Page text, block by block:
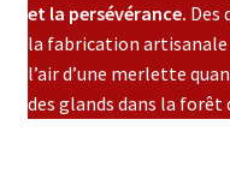
et la persévérance. Des
la fabrication artisanale
l’air d’une merlette
des glands dans la forêt